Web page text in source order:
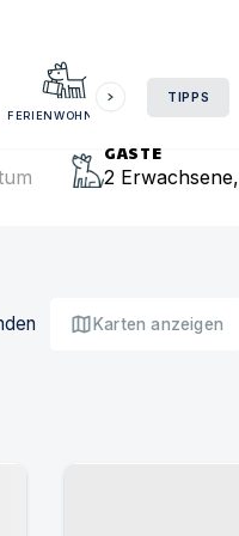
FERIENWOHNUNG
TIPPS
GÄSTE
2 Erwachsene,
mapKarten anzeigen